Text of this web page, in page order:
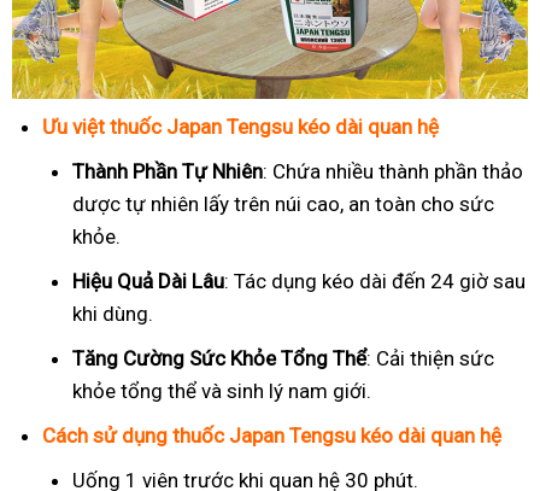
Ưu việt thuốc Japan Tengsu kéo dài quan hệ
Thành Phần Tự Nhiên: Chứa nhiều thành phần thảo
dược tự nhiên lấy trên núi cao, an toàn cho sức
khỏe.
Hiệu Quả Dài Lâu: Tác dụng kéo dài đến 24 giờ sau
khi dùng.
Tăng Cường Sức Khỏe Tổng Thể: Cải thiện sức
khỏe tổng thể và sinh lý nam giới.
Cách sử dụng thuốc Japan Tengsu kéo dài quan hệ
Uống 1 viên trước khi quan hệ 30 phút.